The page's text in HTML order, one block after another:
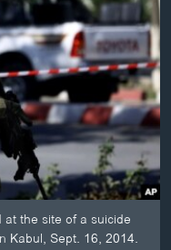
the site of a suicide
Kabul, Sept. 16, 2014.